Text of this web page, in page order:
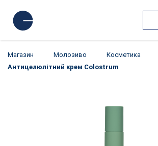
Магазин Молозиво
Косметика
Антицелюлітний крем Colostrum